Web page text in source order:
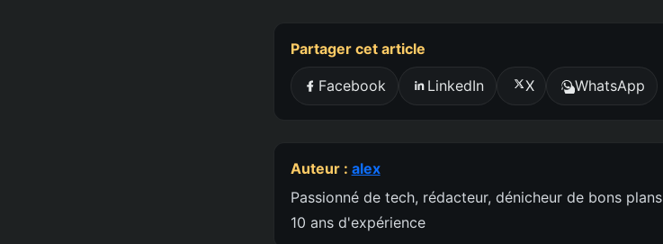
Partager cet article
Facebook LinkedIn X WhatsApp
Auteur : alex
Passionné de tech, rédacteur, dénicheur de bons plans
10 ans d'expérience